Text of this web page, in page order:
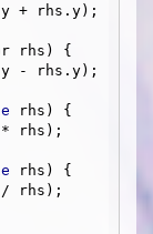
+ rhs.y);
rhs) {
- rhs.y);
rhs) {
rhs);
rhs) {
rhs);